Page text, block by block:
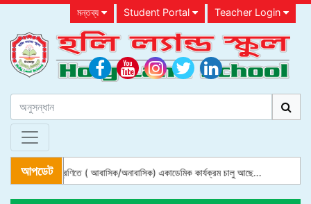
মন্তব্য Student Portal Teacher Login
আপডেট
গ্রুপ থেকে ৮ম শ্রেণিতে ( আবাসিক/অনাবাসিক) একাডেমিক কার্যক্রম চালু আছে...